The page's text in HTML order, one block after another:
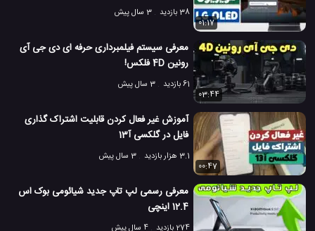
38 بازدید
3 سال پیش
01:17
معرفی سیستم فیلمبرداری حرفه ای دی جی آی
رونین 4D فلکس!
61 بازدید
3 سال پیش
03:44
آموزش غیر فعال کردن قابلیت اشتراک گذاری
فایل در گلکسی آ13
3.1 هزار بازدید
3 سال پیش
00:47
معرفی رسمی لپ تاپ جدید شیائومی بوک اس
12.4 اینچی
274 بازدید 4 سال پیش